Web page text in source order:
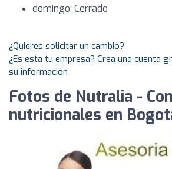
domingo: Cerrado
¿Quieres solicitar un cambio?
¿Es esta tu empresa? Crea una cuenta
su información
Fotos de Nutralia -
nutricionales en